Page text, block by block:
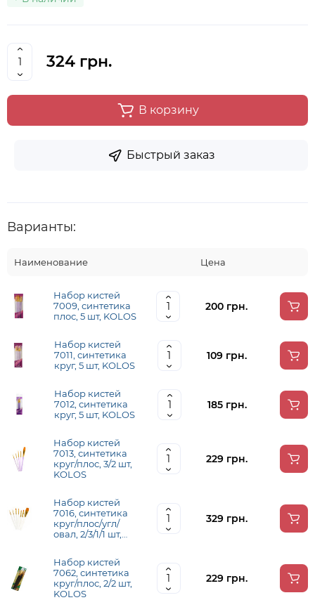
324 грн.
В корзину
Быстрый заказ
Варианты:
Наименование Цена
Набор кистей
7009, синтетика
плос, 5 шт, KOLOS
200 грн.
Набор кистей
7011, синтетика
круг, 5 шт, KOLOS
109 грн.
Набор кистей
7012, синтетика
круг, 5 шт, KOLOS
185 грн.
Набор кистей
7013, синтетика
круг/плос, 3/2 шт,
KOLOS
229 грн.
Набор кистей
7016, синтетика
круг/плос/угл/
овал, 2/3/1/1 шт,
329 грн.
Набор кистей
7062, синтетика
круг/плос, 2/2 шт,
KOLOS
229 грн.